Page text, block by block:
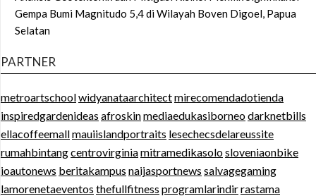
Gempa Bumi Magnitudo 5,4 di Wilayah Boven Digoel, Papua
Selatan
PARTNER
metroartschoolwidyanataarchitectmirecomendadotienda
inspiredgardenideas afroskinmediaedukasiborneodarknetbills
ellacoffeemallmauiislandportraits lesechecsdelareussite
rumahbintangcentrovirginiamitramedikasolosloveniaonbike
ioautonews beritakampus naijasportnews salvagegaming
lamorenetaeventos thefullfitness programlarindirrastama